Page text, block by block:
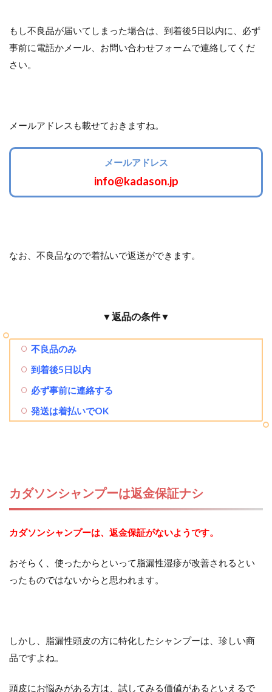
もし不良品が届いてしまった場合は、到着後5日以内に、必ず
事前に電話かメール、お問い合わせフォームで連絡してくだ
さい。
メールアドレスも載せておきますね。
メールアドレス
info@kadason.jp
なお、不良品なので着払いで返送ができます。
▼返品の条件▼
不良品のみ
到着後5日以内
必ず事前に連絡する
発送は着払いでOK
カダソンシャンプーは返金保証ナシ
カダソンシャンプーは、返金保証がないようです。
おそらく、使ったからといって脂漏性湿疹が改善されるとい
ったものではないからと思われます。
しかし、脂漏性頭皮の方に特化したシャンプーは、珍しい商
品ですよね。
頭皮にお悩みがある方は、試してみる価値があるといえるで